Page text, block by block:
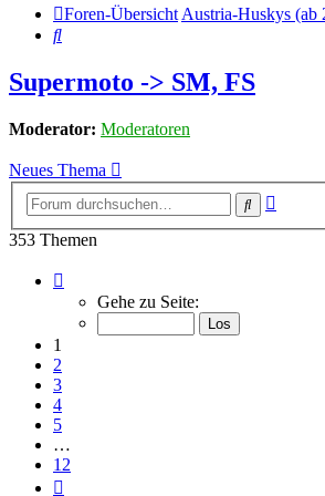
Foren-ÜbersichtAustria-Huskys (ab
Suche
Supermoto -> SM, FS
Moderator: Moderatoren
Neues Thema
Suche
353 Themen
von
Gehe zu Seite:
1
2
3
4
5
…
12